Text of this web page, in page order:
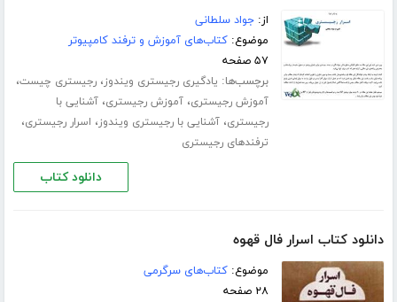
از:جواد سلطانی
موضوع:کتاب‌های آموزش و ترفند کامپیوتر
۵۷ صفحه
برچسب‌ها: یادگیری رجیستری ویندوز،رجیستری چیست،
آموزش رجیستری،آموزش رجیستری،آشنایی با
رجیستری،آشنایی با رجیستری ویندوز، اسرار رجیستری،
ترفندهای رجیستری
دانلود کتاب
دانلود کتاب اسرار فال قهوه
موضوع:کتاب‌های سرگرمی
۲۸ صفحه